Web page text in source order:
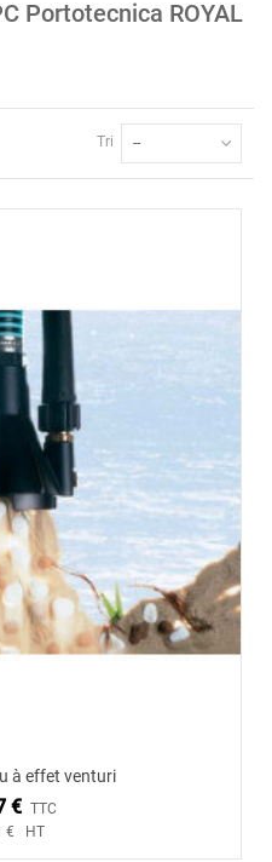
Portotecnica ROYAL
Tri --
à effet venturi
€ TTC
€ HT